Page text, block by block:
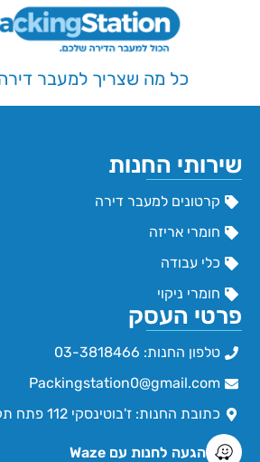
כל מה שצריך למעבר
שירותי החנות
קרטונים למעבר דירה
חומרי אריזה
כלי עבודה
חומרי ניקוי
פרטי העסק
טלפון החנות: 03-3818466
Packingstation0@gmail.com
כתובת החנות: ז'בוטינסקי 112 פתח תקווה
הגעה לחנות עם Waze